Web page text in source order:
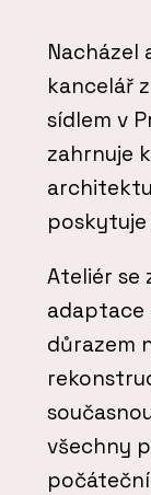
kancelář
sídlem v
zahrnuje
poskytuje
Ateliér se
adaptace
důrazem
všechny